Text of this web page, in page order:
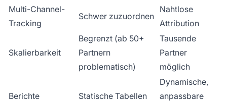
Multi-Channel-
Tracking
Schwer zuzuordnen
Nahtlose
Attribution
Skalierbarkeit
Begrenzt (ab 50+
Partnern
problematisch)
Tausende
Partner
möglich
Berichte Statische Tabellen
Dynamische,
anpassbare